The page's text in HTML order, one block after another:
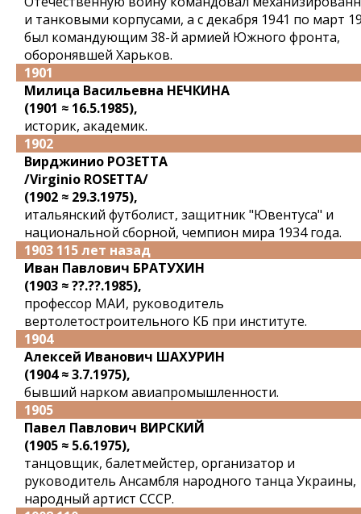
и танковыми корпусами, а с декабря 1941 по март
был командующим 38-й армией Южного фронта,
оборонявшей Харьков.
1901
Милица Васильевна НЕЧКИНА
(1901 ≈ 16.5.1985),
историк, академик.
1902
Вирджинио РОЗЕТТА
/Virginio ROSETTA/
(1902 ≈ 29.3.1975),
итальянский футболист, защитник "Ювентуса" и
национальной сборной, чемпион мира 1934 года.
1903 115 лет назад
Иван Павлович БРАТУХИН
(1903 ≈ ??.??.1985),
профессор МАИ, руководитель
вертолетостроительного КБ при институте.
1904
Алексей Иванович ШАХУРИН
(1904 ≈ 3.7.1975),
бывший нарком авиапромышленности.
1905
Павел Павлович ВИРСКИЙ
(1905 ≈ 5.6.1975),
танцовщик, балетмейстер, организатор и
руководитель Ансамбля народного танца Украины,
народный артист СССР.